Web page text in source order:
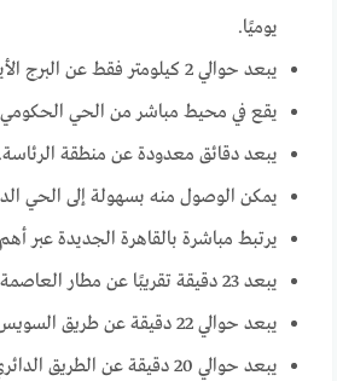
يوميًا.
يبعد حوالي 2 كيلومتر فقط عن البرج الأيقوني Iconic Tower.
يقع في محيط مباشر من الحي الحكومي
يبعد دقائق معدودة عن منطقة الرئاسة.
يمكن الوصول منه بسهولة إلى الحي
يرتبط مباشرة بالقاهرة الجديدة عبر أهم
يبعد 23 دقيقة تقريبًا عن مطار العاصمة الدولي.
يبعد حوالي 22 دقيقة عن طريق السويس.
يبعد حوالي 20 دقيقة عن الطريق الدائري الشرقي.